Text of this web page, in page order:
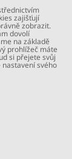
Všechna
zajišťují
zobrazit.
dovolí
na základě
prohlížeč máte
si přejete svůj
svého